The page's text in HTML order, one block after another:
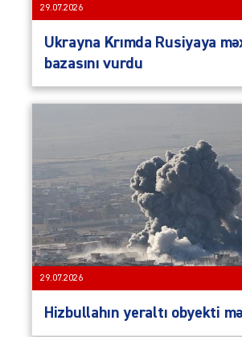
29.07.2026
Ukrayna Krımda Rusiyaya
bazasını vurdu
29.07.2026
Hizbullahın yeraltı obyekti